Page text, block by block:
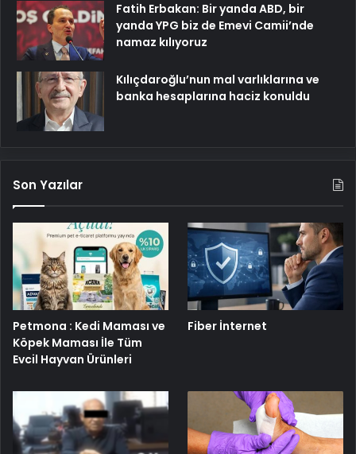
Fatih Erbakan: Bir yanda ABD, bir
yanda YPG biz de Emevi Camii’nde
namaz kılıyoruz
Kılıçdaroğlu’nun mal varlıklarına ve
banka hesaplarına haciz konuldu
Son Yazılar
Petmona : Kedi Maması ve
Köpek Maması İle Tüm
Evcil Hayvan Ürünleri
Fiber İnternet